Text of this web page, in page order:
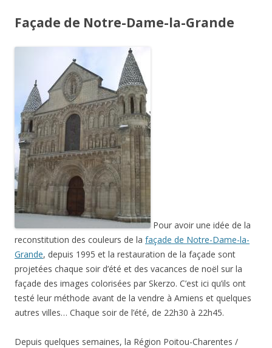
Façade de Notre-Dame-la-Grande
Pour avoir une idée de la
reconstitution des couleurs de la façade de Notre-Dame-la-
Grande, depuis 1995 et la restauration de la façade sont
projetées chaque soir d’été et des vacances de noël sur la
façade des images colorisées par Skerzo. C’est ici qu’ils ont
testé leur méthode avant de la vendre à Amiens et quelques
autres villes… Chaque soir de l’été, de 22h30 à 22h45.
Depuis quelques semaines, la Région Poitou-Charentes /